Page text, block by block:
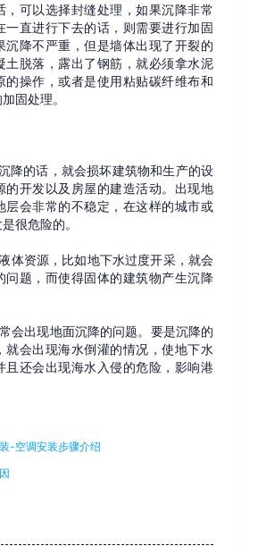
，可以选择封缝处理，如果沉降非常
一直进行下去的话，则需要进行加固
沉降不严重，但是墙体出现了开裂的
土脱落，露出了钢筋，就必须拿水泥
的操作，或者是使用粘贴碳纤维布和
固处理。
降的话，就会损坏建筑物和生产的设
的开发以及房屋的建造活动。出现地
层会非常的不稳定，在这样的城市或
很危险的。
体资源，比如地下水过度开采，就会
问题，而使得固体的建筑物产生沉降
会出现地面沉降的问题。要是沉降的
就会出现海水倒灌的情况，使地下水
且还会出现海水入侵的危险，影响港
-空调安装步骤介绍